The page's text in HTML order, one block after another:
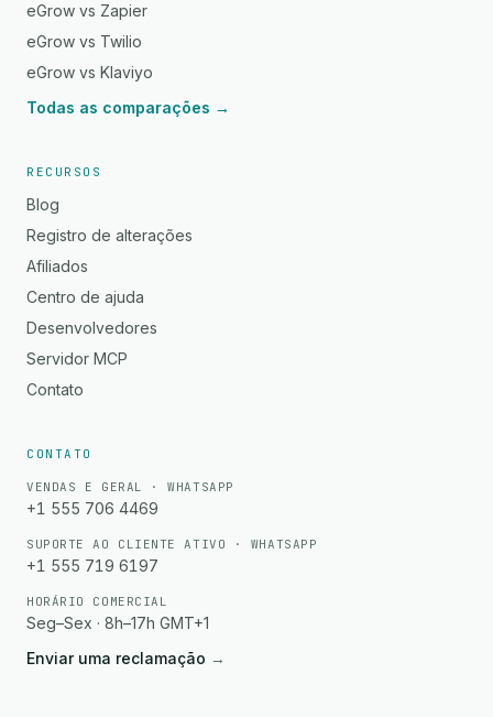
eGrow vs Zapier
eGrow vs Twilio
eGrow vs Klaviyo
Todas as comparações →
RECURSOS
Blog
Registro de alterações
Afiliados
Centro de ajuda
Desenvolvedores
Servidor MCP
Contato
CONTATO
VENDAS E GERAL · WHATSAPP
+1 555 706 4469
SUPORTE AO CLIENTE ATIVO · WHATSAPP
+1 555 719 6197
HORÁRIO COMERCIAL
Seg–Sex · 8h–17h GMT+1
Enviar uma reclamação →